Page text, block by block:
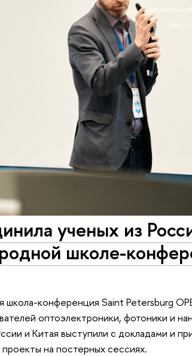
ученых из
школе-
школа-конференция Saint Petersburg
оптоэлектроники, фотоники и
и Китая выступили с докладами и
на постерных сессиях.